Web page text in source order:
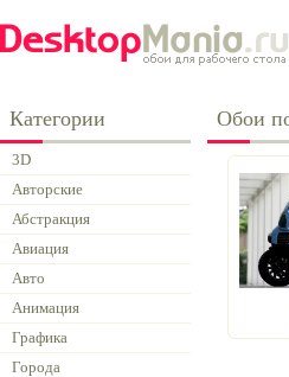
Категории
3D
Авторские
Абстракция
Авиация
Авто
Анимация
Графика
Города
Обои